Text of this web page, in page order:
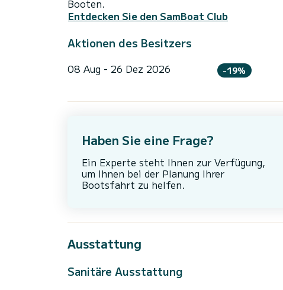
Booten.
Entdecken Sie den SamBoat Club
Aktionen des Besitzers
08 Aug - 26 Dez 2026 -19%
Haben Sie eine Frage?
Ein Experte steht Ihnen zur Verfügung,
um Ihnen bei der Planung Ihrer
Bootsfahrt zu helfen.
Ausstattung
Sanitäre Ausstattung